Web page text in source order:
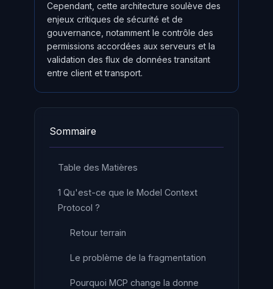
Cependant, cette architecture soulève des
enjeux critiques de sécurité et de
gouvernance, notamment le contrôle des
permissions accordées aux serveurs et la
validation des flux de données transitant
entre client et transport.
Sommaire
Table des Matières
1 Qu'est-ce que le Model Context
Protocol ?
Retour terrain
Le problème de la fragmentation
Pourquoi MCP change la donne